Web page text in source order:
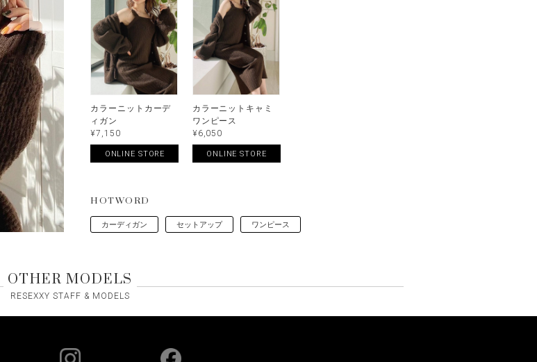
カラーニットカーデ
ィガン
¥7,150
ONLINE STORE
カラーニットキャミ
ワンピース
¥6,050
ONLINE STORE
HOTWORD
カーディガン セットアップ ワンピース
OTHER MODELS
RESEXXY STAFF & MODELS